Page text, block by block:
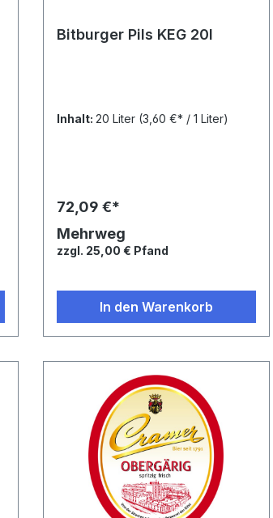
Bitburger Pils KEG 20l
Inhalt:20 Liter (3,60 €* / 1 Liter)
72,09 €*
Mehrweg
zzgl. 25,00 € Pfand
In den Warenkorb